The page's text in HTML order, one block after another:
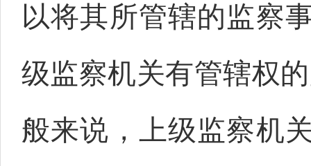
以将其所管辖的监察
级监察机关有管辖权
般来说，上级监察机